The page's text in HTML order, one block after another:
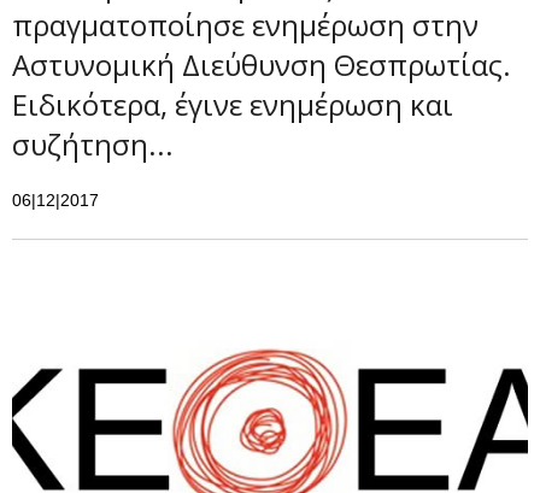
πραγματοποίησε ενημέρωση στην
Αστυνομική Διεύθυνση Θεσπρωτίας.
Ειδικότερα, έγινε ενημέρωση και
συζήτηση...
06|12|2017